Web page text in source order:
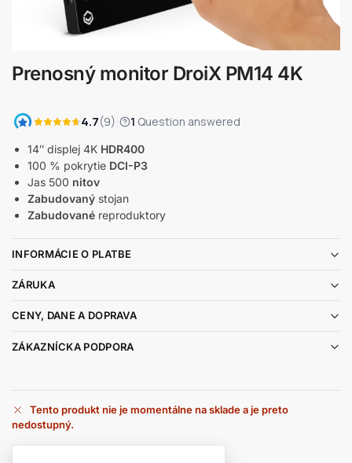
Prenosný monitor DroiX PM14 4K
14″ displej 4K HDR400
100 % pokrytie DCI-P3
Jas 500 nitov
Zabudovaný stojan
Zabudované reproduktory
INFORMÁCIE O PLATBE
ZÁRUKA
CENY, DANE A DOPRAVA
ZÁKAZNÍCKA PODPORA
Tento produkt nie je momentálne na sklade a je preto
nedostupný.